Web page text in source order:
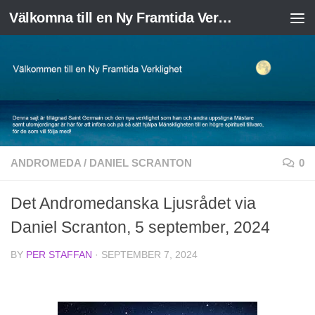
Skip to content Välkomna till en Ny Framtida Verklighet
ANDROMEDA / DANIEL SCRANTON 0
Det Andromedanska Ljusrådet via
Daniel Scranton, 5 september, 2024
BY PER STAFFAN · SEPTEMBER 7, 2024